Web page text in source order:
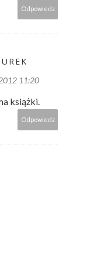
Odpowiedz
11:20
książki.
Odpowiedz